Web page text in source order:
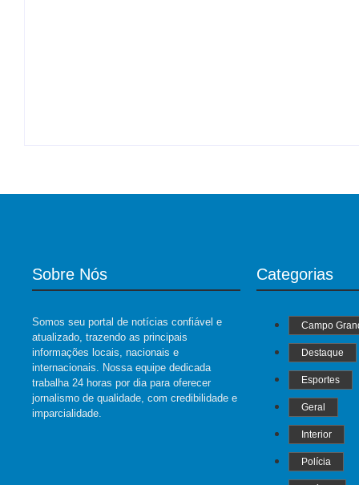
Sobre Nós
Somos seu portal de notícias confiável e
atualizado, trazendo as principais
informações locais, nacionais e
internacionais. Nossa equipe dedicada
trabalha 24 horas por dia para oferecer
jornalismo de qualidade, com credibilidade e
imparcialidade.
Categorias
Campo
Destaque
Esportes
Geral
Interior
Polícia